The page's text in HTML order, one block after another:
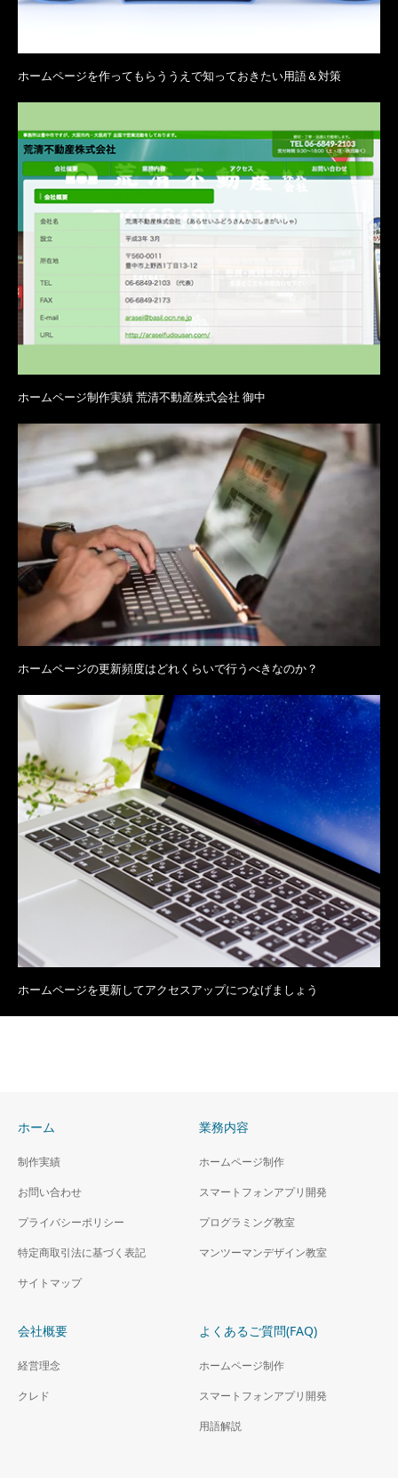
ホームページを作ってもらううえで知っておきたい用語＆対策
ホームページ制作実績 荒清不動産株式会社 御中
ホームページの更新頻度はどれくらいで行うべきなのか？
ホームページを更新してアクセスアップにつなげましょう
ホーム
制作実績
お問い合わせ
プライバシーポリシー
特定商取引法に基づく表記
サイトマップ
業務内容
ホームページ制作
スマートフォンアプリ開発
プログラミング教室
マンツーマンデザイン教室
会社概要
経営理念
クレド
よくあるご質問(FAQ)
ホームページ制作
スマートフォンアプリ開発
用語解説